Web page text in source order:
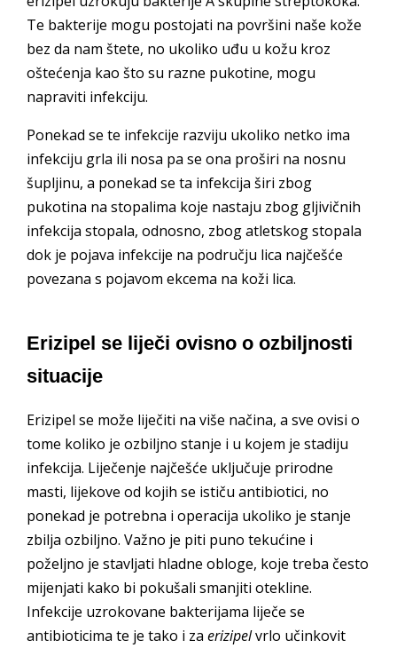
Te bakterije mogu postojati na površini naše kože
bez da nam štete, no ukoliko uđu u kožu kroz
oštećenja kao što su razne pukotine, mogu
napraviti infekciju.
Ponekad se te infekcije razviju ukoliko netko ima
infekciju grla ili nosa pa se ona proširi na nosnu
šupljinu, a ponekad se ta infekcija širi zbog
pukotina na stopalima koje nastaju zbog gljivičnih
infekcija stopala, odnosno, zbog atletskog stopala
dok je pojava infekcije na području lica najčešće
povezana s pojavom ekcema na koži lica.
Erizipel se liječi ovisno o ozbiljnosti
situacije
Erizipel se može liječiti na više načina, a sve ovisi o
tome koliko je ozbiljno stanje i u kojem je stadiju
infekcija. Liječenje najčešće uključuje prirodne
masti, lijekove od kojih se ističu antibiotici, no
ponekad je potrebna i operacija ukoliko je stanje
zbilja ozbiljno. Važno je piti puno tekućine i
poželjno je stavljati hladne obloge, koje treba često
mijenjati kako bi pokušali smanjiti otekline.
Infekcije uzrokovane bakterijama liječe se
antibioticima te je tako i za erizipelvrlo učinkovit